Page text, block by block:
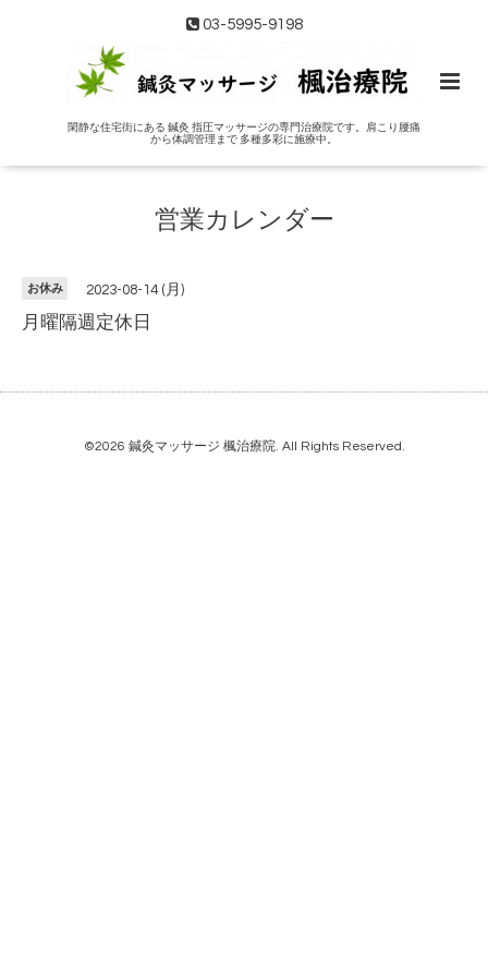
03-5995-9198
閑静な住宅街にある 鍼灸 指圧マッサージの専門治療院です。肩こり腰痛
から体調管理まで 多種多彩に施療中。
営業カレンダー
お休み 2023-08-14 (月)
月曜隔週定休日
©2026 鍼灸マッサージ 楓治療院. All Rights Reserved.